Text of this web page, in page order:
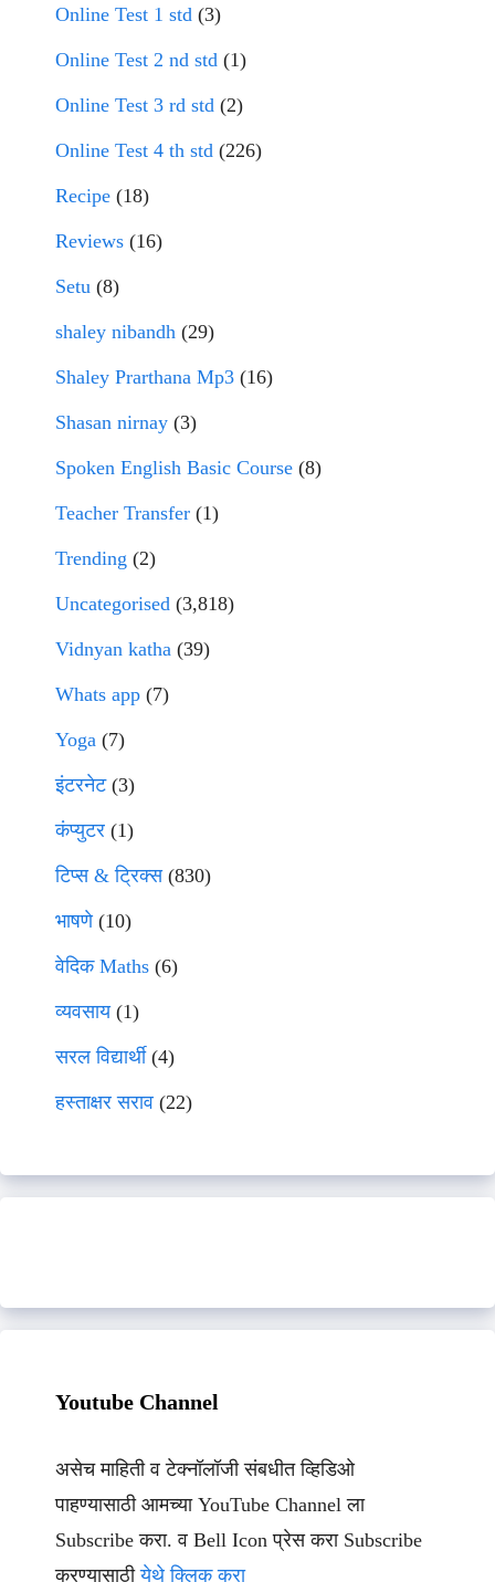
Online Test 1 std (3)
Online Test 2 nd std (1)
Online Test 3 rd std (2)
Online Test 4 th std (226)
Recipe (18)
Reviews (16)
Setu (8)
shaley nibandh (29)
Shaley Prarthana Mp3 (16)
Shasan nirnay (3)
Spoken English Basic Course (8)
Teacher Transfer (1)
Trending (2)
Uncategorised (3,818)
Vidnyan katha (39)
Whats app (7)
Yoga (7)
इंटरनेट(3)
कंप्युटर (1)
टिप्स & ट्रिक्स(830)
भाषणे(10)
वेदिक Maths (6)
व्यवसाय(1)
सरल विद्यार्थी(4)
हस्ताक्षर सराव (22)
Youtube Channel
असेच माहिती व टेक्नॉलॉजी संबधीत व्हिडिओ
पाहण्यासाठी आमच्या YouTube Channel ला
Subscribe करा. व Bell Icon प्रेस करा Subscribe
करण्यासाठीयेथे क्लिक करा